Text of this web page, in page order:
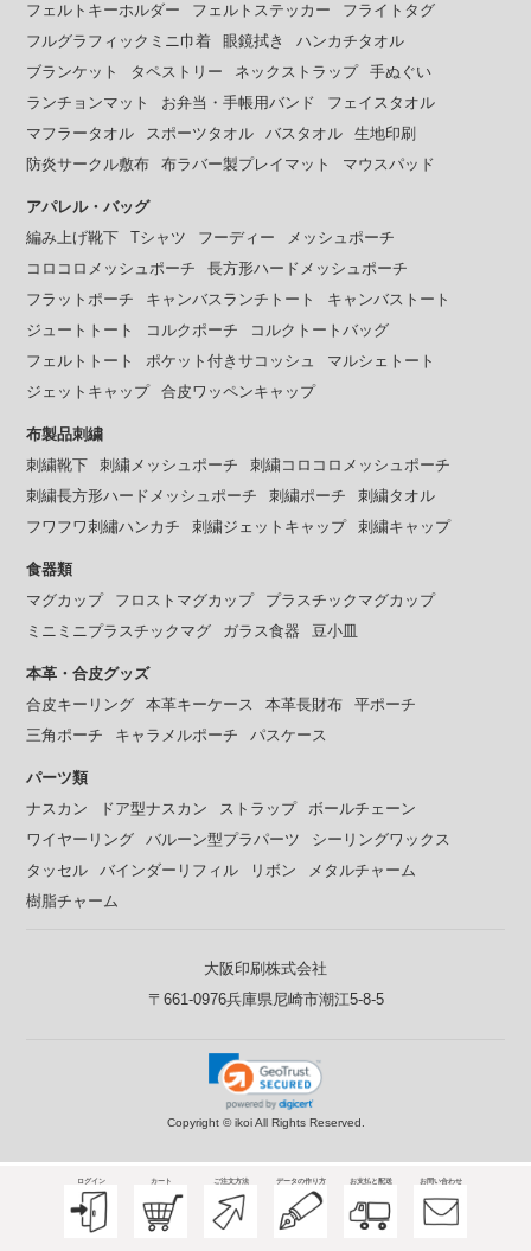
ログイン カート ご注文方法 データの作り方 お支払と配送 お問い合わせ
フェルトキーホルダー
フェルトステッカー
フライトタグ
フルグラフィックミニ巾着
眼鏡拭き
ハンカチタオル
ブランケット
タペストリー ネックストラップ
手ぬぐい
ランチョンマット
お弁当・手帳用バンド
フェイスタオル
マフラータオル
スポーツタオル バスタオル
生地印刷
防炎サークル敷布
布ラバー製プレイマット マウスパッド
アパレル・バッグ
編み上げ靴下
Tシャツ フーディー
メッシュポーチ
コロコロメッシュポーチ
長方形ハードメッシュポーチ
フラットポーチ
キャンバスランチトート
キャンバストート
ジュートトート
コルクポーチ
コルクトートバッグ
フェルトトート
ポケット付きサコッシュ
マルシェトート
ジェットキャップ
合皮ワッペンキャップ
布製品刺繍
刺繍靴下
刺繍メッシュポーチ
刺繍コロコロメッシュポーチ
刺繍長方形ハードメッシュポーチ
刺繍ポーチ
刺繍タオル
フワフワ刺繡ハンカチ
刺繍ジェットキャップ 刺繍キャップ
食器類
マグカップ
フロストマグカップ
プラスチックマグカップ
ミニミニプラスチックマグ
ガラス食器 豆小皿
本革・合皮グッズ
合皮キーリング
本革キーケース 本革長財布
平ポーチ
三角ポーチ
キャラメルポーチ パスケース
パーツ類
ナスカン
ドア型ナスカン ストラップ
ボールチェーン
ワイヤーリング
バルーン型プラパーツ
シーリングワックス
タッセル
バインダーリフィル リボン
メタルチャーム
樹脂チャーム
大阪印刷株式会社
〒661-0976兵庫県尼崎市潮江5-8-5
Copyright ©ikoi All Rights Reserved.